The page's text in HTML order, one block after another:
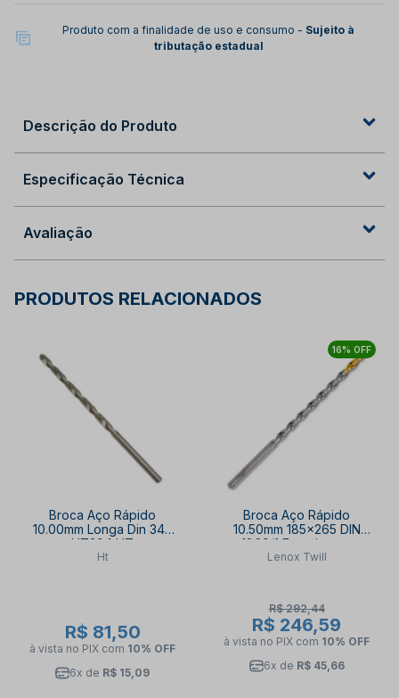
Produto com a finalidade de uso e consumo - Sujeito à
tributação estadual
Descrição do Produto
Especificação Técnica
Avaliação
PRODUTOS RELACIONADOS
Broca Aço Rápido
10.00mm Longa Din 340
HT204 HT
Ht
R$ 81,50
à vista no PIX com 10% OFF
6x de R$ 15,09
16% OFF
Broca Aço Rápido
10.50mm 185x265 DIN
1869/1 Extra Longa
TW301-10.50 LENOX
Lenox Twill
R$ 292,44
R$ 246,59
à vista no PIX com 10% OFF
6x de R$ 45,66